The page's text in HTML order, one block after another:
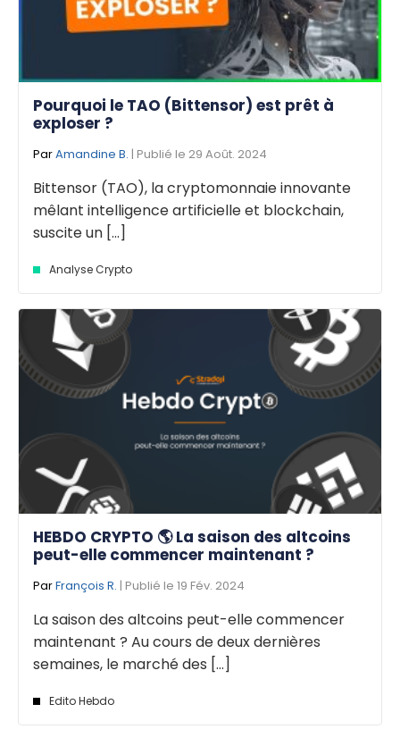
Pourquoi le TAO (Bittensor) est prêt à
exploser ?
ParAmandine B. | Publié le 29 Août. 2024
Bittensor (TAO), la cryptomonnaie innovante
mêlant intelligence artificielle et blockchain,
suscite un [...]
Analyse Crypto
HEBDO CRYPTO 🌎 La saison des altcoins
peut-elle commencer maintenant ?
ParFrançois R. | Publié le 19 Fév. 2024
La saison des altcoins peut-elle commencer
maintenant ? Au cours de deux dernières
semaines, le marché des [...]
Edito Hebdo